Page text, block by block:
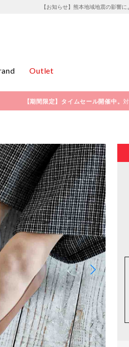
【お知らせ】熊本地域地震の影響
Outlet
【期間限定】タイムセール開催中。